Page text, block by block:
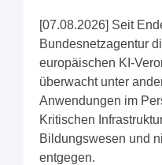
[07.08.2026] Seit
Bundesnetzagentur
europäischen KI-
überwacht unter
Anwendungen im
Kritischen
Bildungswesen und
entgegen.